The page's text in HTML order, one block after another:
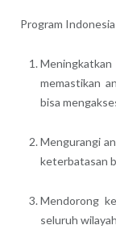
Program
memastikan
bisa
Mengurangi
keterbatasan
Mendorong
seluruh